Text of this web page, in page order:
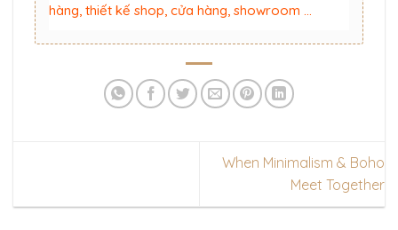
hàng, thiết kế shop, cửa hàng, showroom …
When Minimalism & Boho
Meet Together